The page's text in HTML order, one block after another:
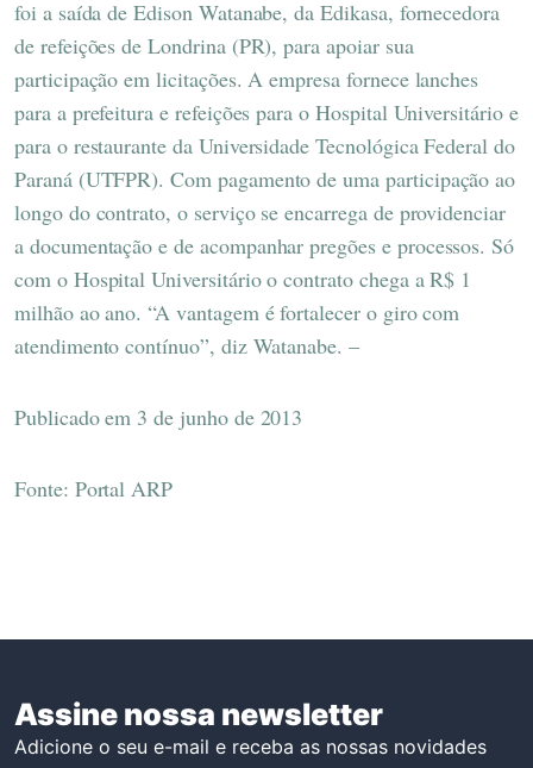
foi a saída de Edison Watanabe, da Edikasa, fornecedora
de refeições de Londrina (PR), para apoiar sua
participação em licitações. A empresa fornece lanches
para a prefeitura e refeições para o Hospital Universitário e
para o restaurante da Universidade Tecnológica Federal do
Paraná (UTFPR). Com pagamento de uma participação ao
longo do contrato, o serviço se encarrega de providenciar
a documentação e de acompanhar pregões e processos. Só
com o Hospital Universitário o contrato chega a R$ 1
milhão ao ano. “A vantagem é fortalecer o giro com
atendimento contínuo”, diz Watanabe. –
Publicado em 3 de junho de 2013
Fonte: Portal ARP
Assine nossa newsletter
Adicione o seu e-mail e receba as nossas novidades